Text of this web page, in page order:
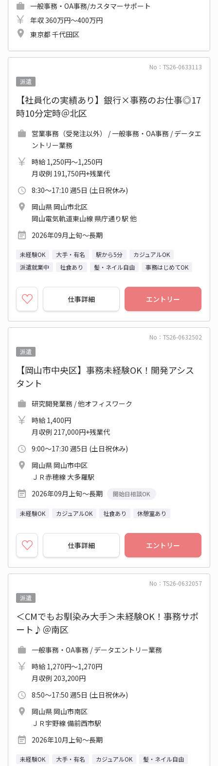
一般事務・OA事務/カスタマーサポート
年収 360万円～400万円
東京都 千代田区
No：TS26-0633113
派遣
【社員化の実績あり】銀行×事務のお仕事◎17
時10分定時＠北区
営業事務（受発注以外） / 一般事務・OA事務 / データエ
ントリー業務
時給 1,250円～1,250円
月収例 191,750円+残業代
8:30～17:10 週5日 (土日祝休み)
岡山県 岡山市北区
岡山電気軌道東山線 県庁通り駅 他
2026年09月上旬～長期
未経験OK 大手・有名 駅から5分
カジュアルOK
派遣就業中
社食あり 髪・ネイル自由 事務はじめてOK
仕事詳細 エントリー
No：TS26-0632502
派遣
【岡山市中央区】事務未経験OK！開発アシス
タント
研究開発業務 / 他オフィスワーク
時給 1,400円
月収例 217,000円+残業代
9:00～17:30 週5日 (土日祝休み)
岡山県 岡山市中区
ＪＲ赤穂線 大多羅駅
2026年09月上旬～長期
開始日相談OK
未経験OK カジュアルOK 社食あり 休憩室あり
仕事詳細 エントリー
No：TS26-0632057
派遣
＜CMでもお馴染み大手＞未経験OK！事務サポ
ート♪＠南区
一般事務・OA事務 / データエントリー業務
時給 1,270円～1,270円
月収例 203,200円
8:50～17:50 週5日 (土日祝休み)
岡山県 岡山市南区
ＪＲ宇野線 備前西市駅
2026年10月上旬～長期
未経験OK 大手・有名 カジュアルOK
髪・ネイル自由